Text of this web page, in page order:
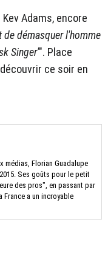
Adams, encore
de démasquer l'homme
Singer'". Place
ce soir en
médias, Florian Guadalupe
Ses goûts pour le petit
des pros", en passant par
a un incroyable